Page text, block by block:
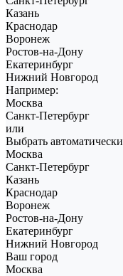
Казань
Краснодар
Воронеж
Ростов-на-Дону
Екатеринбург
Нижний Новгород
Например:
Москва
Санкт-Петербург
или
Выбрать автоматически
Москва
Санкт-Петербург
Казань
Краснодар
Воронеж
Ростов-на-Дону
Екатеринбург
Нижний Новгород
Ваш город
Москва